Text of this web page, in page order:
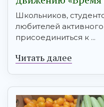
Школьников,
любителей
присоединиться к ...
Читать далее